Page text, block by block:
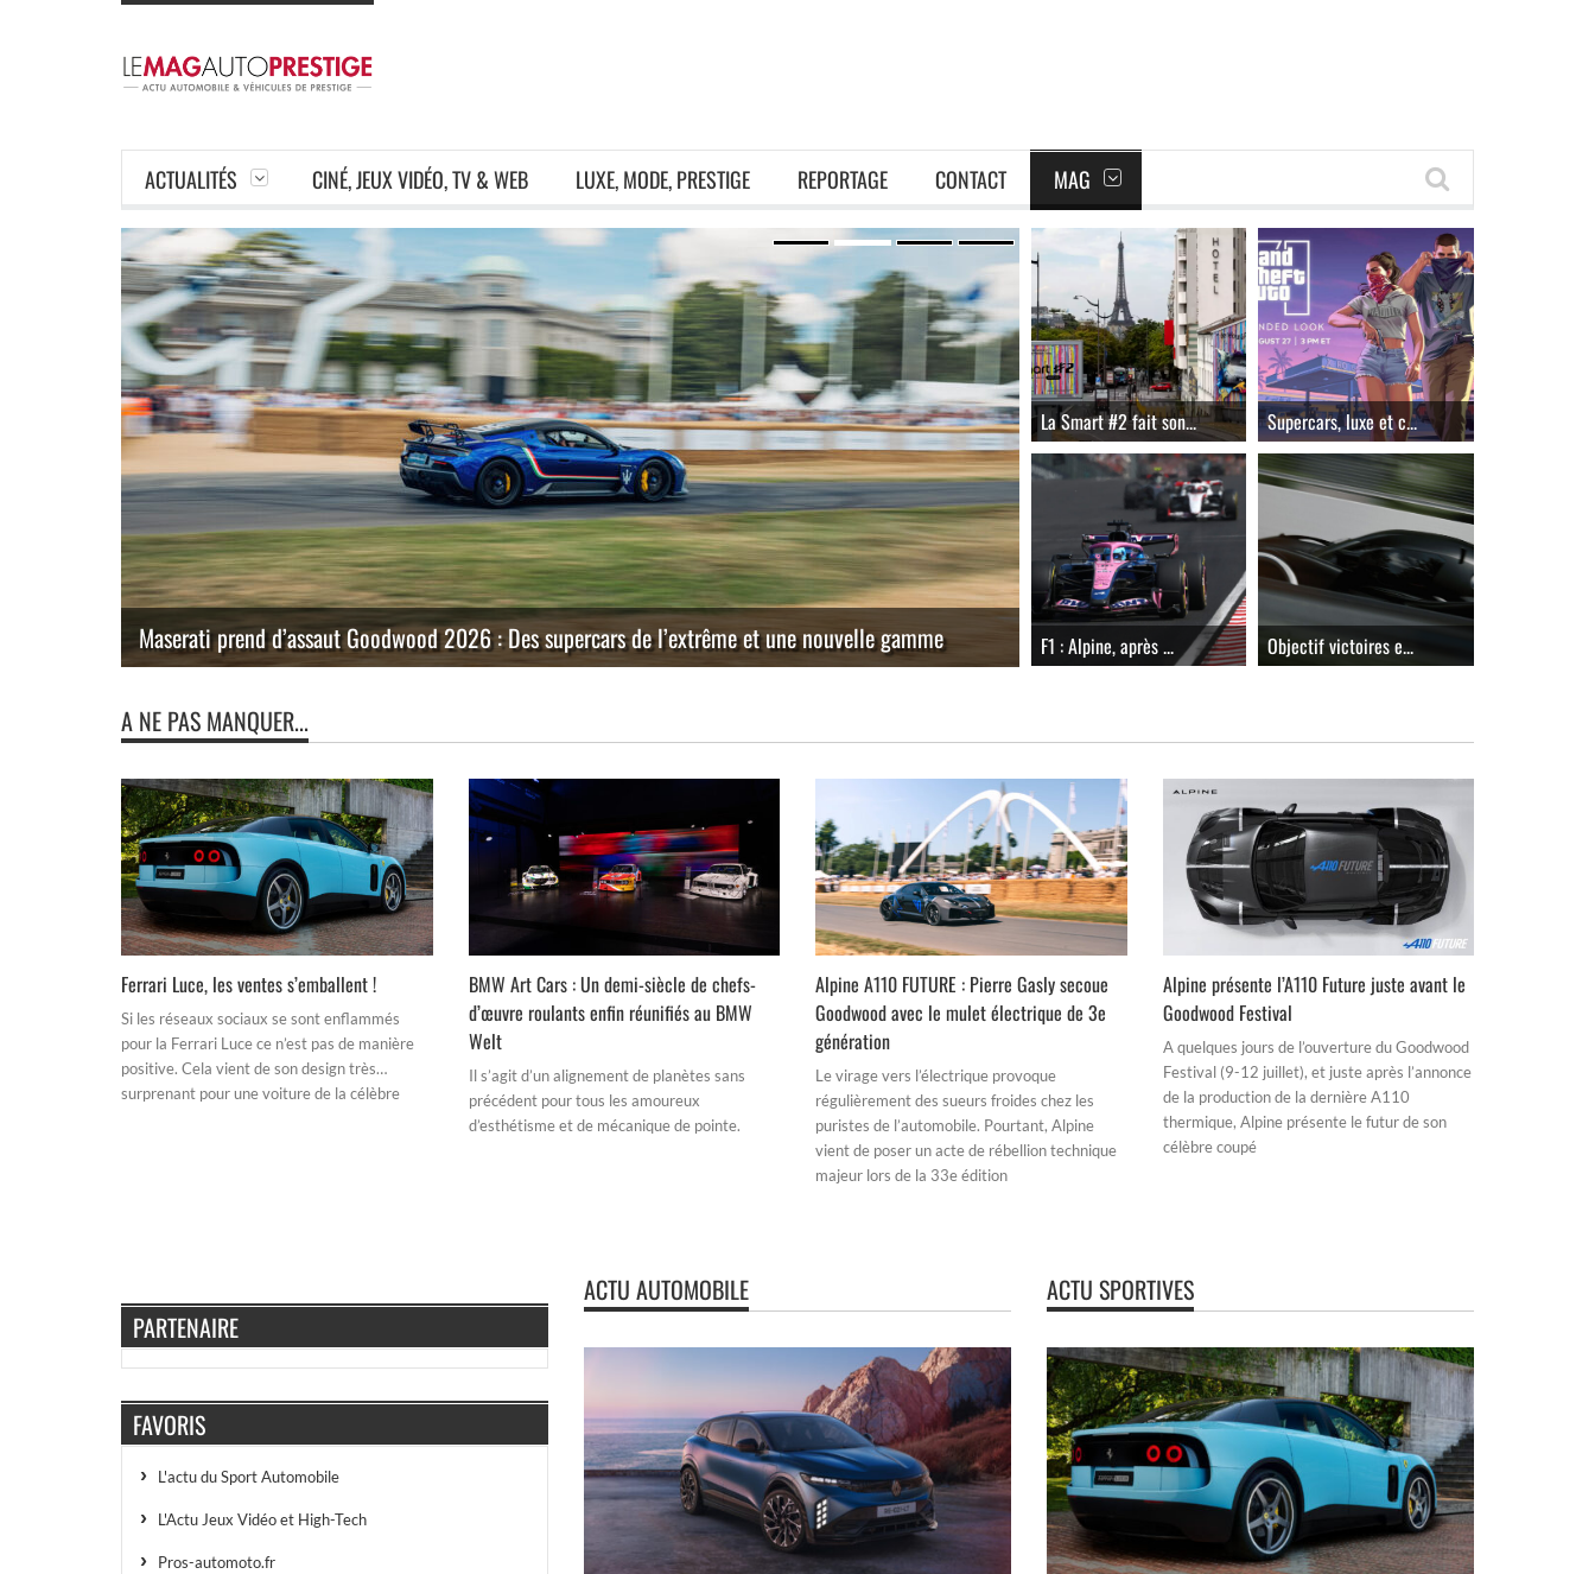
ACTUALITÉS CINÉ, JEUX VIDÉO, TV & WEB LUXE, MODE, PRESTIGE REPORTAGE CONTACT MAG
Maserati : L’art du Grand Tourisme réinventé pour le Centenaire du Trident ACTUALITÉS Porsche transforme ses modèles en personnages de Toy Story
La Smart #2 fait son... Supercars, luxe et c...
F1 : Alpine, après ... Objectif victoires e...
A NE PAS MANQUER...
Ferrari Luce, les ventes s’emballent !
Si les réseaux sociaux se sont enflammés
pour la Ferrari Luce ce n’est pas de manière
positive. Cela vient de son design très…
surprenant pour une voiture de la célèbre
BMW Art Cars : Un demi-siècle de chefs-
d’œuvre roulants enfin réunifiés au BMW
Welt
Il s’agit d’un alignement de planètes sans
précédent pour tous les amoureux
d’esthétisme et de mécanique de pointe.
Alpine A110 FUTURE : Pierre Gasly secoue
Goodwood avec le mulet électrique de 3e
génération
Le virage vers l’électrique provoque
régulièrement des sueurs froides chez les
puristes de l’automobile. Pourtant, Alpine
vient de poser un acte de rébellion technique
majeur lors de la 33e édition
Alpine présente l’A110 Future juste avant le
Goodwood Festival
A quelques jours de l’ouverture du Goodwood
Festival (9-12 juillet), et juste après l’annonce
de la production de la dernière A110
thermique, Alpine présente le futur de son
célèbre coupé
PARTENAIRE
FAVORIS
L'actu du Sport Automobile
L'Actu Jeux Vidéo et High-Tech
Pros-automoto.fr
ACTU AUTOMOBILE ACTU SPORTIVES